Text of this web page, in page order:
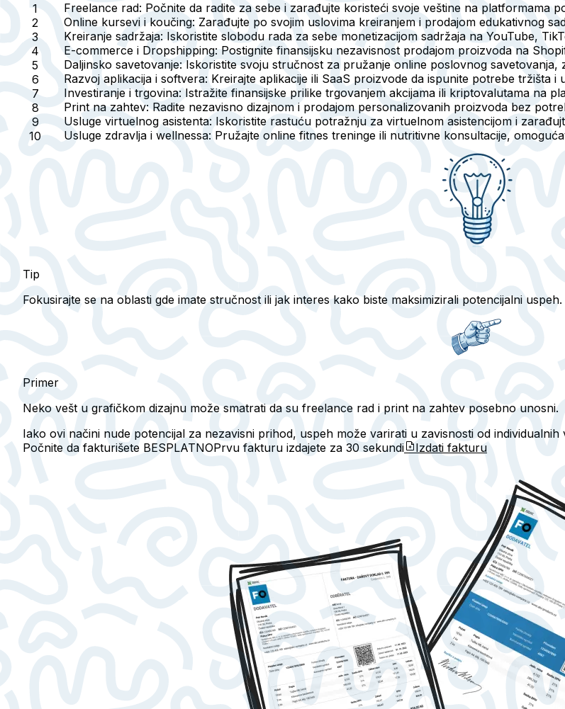
Freelance rad: Počnite da radite za sebe i zarađujte koristeći svoje veštine na platformama
Online kursevi i koučing: Zarađujte po svojim uslovima kreiranjem i prodajom edukativnog
Kreiranje sadržaja: Iskoristite slobodu rada za sebe monetizacijom sadržaja na YouTube,
E-commerce i Dropshipping: Postignite finansijsku nezavisnost prodajom proizvoda na
Daljinsko savetovanje: Iskoristite svoju stručnost za pružanje online poslovnog savetovanja,
Razvoj aplikacija i softvera: Kreirajte aplikacije ili SaaS proizvode da ispunite potrebe tržišta i
Investiranje i trgovina: Istražite finansijske prilike trgovanjem akcijama ili kriptovalutama na
Print na zahtev: Radite nezavisno dizajnom i prodajom personalizovanih proizvoda bez
Usluge virtuelnog asistenta: Iskoristite rastuću potražnju za virtuelnom asistencijom i
Usluge zdravlja i wellnessa: Pružajte online fitnes treninge ili nutritivne konsultacije,
Tip
Fokusirajte se na oblasti gde imate stručnost ili jak interes kako biste maksimizirali potencijalni uspeh.
Primer
Neko vešt u grafičkom dizajnu može smatrati da su freelance rad i print na zahtev posebno unosni.
Iako ovi načini nude potencijal za nezavisni prihod, uspeh može varirati u zavisnosti od
Počnite da fakturišete BESPLATNOPrvu fakturu izdajete za 30 sekundi Izdati fakturu